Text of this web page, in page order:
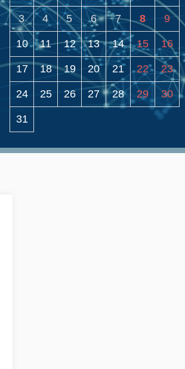
3 4 5 6 7 8 9
10 11 12 13 14 15 16
17 18 19 20 21 22 23
24 25 26 27 28 29 30
31